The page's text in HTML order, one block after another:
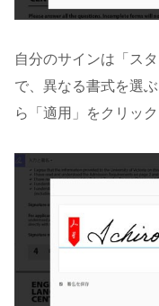
自分のサインは「ス
で、異なる書式を選
ら「適用」をクリック